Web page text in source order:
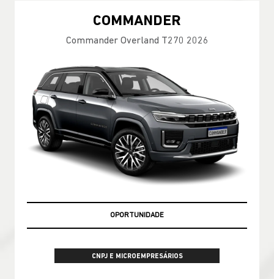
COMMANDER
Commander Overland T270 2026
APROVEITE
CNPJ E MICROEMPRESÁRIOS